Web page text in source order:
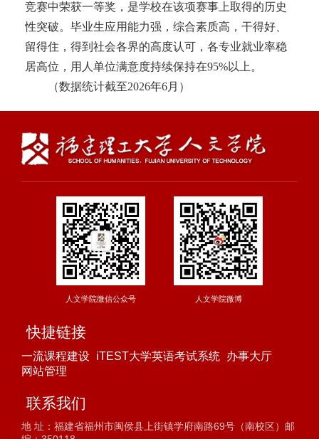
竞赛中荣获一等奖，是学校在该项赛事上取得的历史
性突破。毕业生应用能力强，综合素质高，干得好、
留得住，得到社会各界的高度认可，各专业就业率稳
居高位，用人单位满意度持续保持在95%以上。
（数据统计截至2026年6月）
人文学院微信公众号 人文学院微博
快捷链接
一流课程建设 iTEST大学英语考试系统 办事大厅
网站管理
联系我们
地 址：福建省福州市闽侯县上街镇学府南路69号（南校区）邮